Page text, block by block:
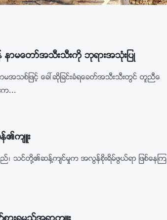
ာမေတာ္အသီးသီးကို ဘုရားအသုံးျပဳ
မအသစ္ျဖင့္ ေခၚဆိုျခင္းခံရေခတ္အသီးသီးတြင္ တူညီေ
က...
န္၏က်ဴး
တို႔၏ဆန္႔က်င္မႈက အလြန္စိုးရိမ္ဖြယ္ရာ ျဖစ္ေနၾက